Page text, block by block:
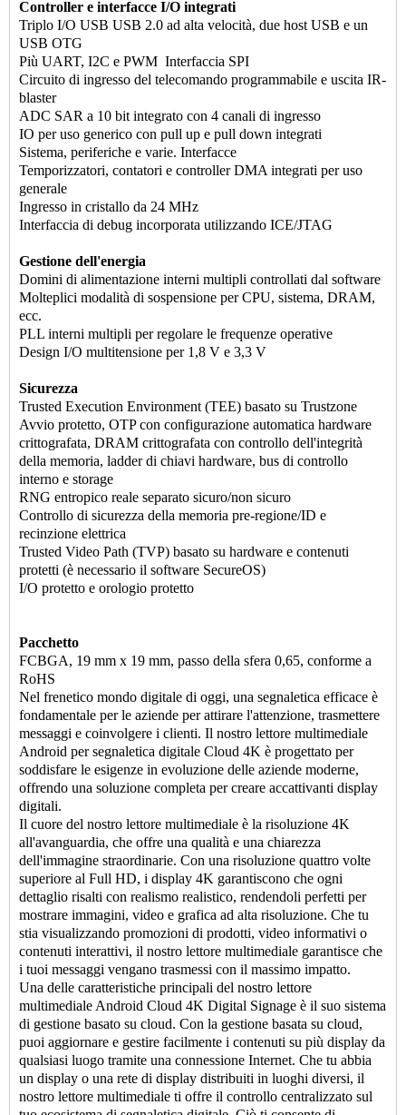
Controller e interfacce I/O integrati
Triplo I/O USB USB 2.0 ad alta velocità, due host USB e un
USB OTG
Più UART, I2C e PWM Interfaccia SPI
Circuito di ingresso del telecomando programmabile e uscita IR-
blaster
ADC SAR a 10 bit integrato con 4 canali di ingresso
IO per uso generico con pull up e pull down integrati
Sistema, periferiche e varie. Interfacce
Temporizzatori, contatori e controller DMA integrati per uso
generale
Ingresso in cristallo da 24 MHz
Interfaccia di debug incorporata utilizzando ICE/JTAG
Gestione dell'energia
Domini di alimentazione interni multipli controllati dal software
Molteplici modalità di sospensione per CPU, sistema, DRAM,
ecc.
PLL interni multipli per regolare le frequenze operative
Design I/O multitensione per 1,8 V e 3,3 V
Sicurezza
Trusted Execution Environment (TEE) basato su Trustzone
Avvio protetto, OTP con configurazione automatica hardware
crittografata, DRAM crittografata con controllo dell'integrità
della memoria, ladder di chiavi hardware, bus di controllo
interno e storage
RNG entropico reale separato sicuro/non sicuro
Controllo di sicurezza della memoria pre-regione/ID e
recinzione elettrica
Trusted Video Path (TVP) basato su hardware e contenuti
protetti (è necessario il software SecureOS)
I/O protetto e orologio protetto
Pacchetto
FCBGA, 19 mm x 19 mm, passo della sfera 0,65, conforme a
RoHS
Nel frenetico mondo digitale di oggi, una segnaletica efficace è
fondamentale per le aziende per attirare l'attenzione, trasmettere
messaggi e coinvolgere i clienti. Il nostro lettore multimediale
Android per segnaletica digitale Cloud 4K è progettato per
soddisfare le esigenze in evoluzione delle aziende moderne,
offrendo una soluzione completa per creare accattivanti display
digitali.
Il cuore del nostro lettore multimediale è la risoluzione 4K
all'avanguardia, che offre una qualità e una chiarezza
dell'immagine straordinarie. Con una risoluzione quattro volte
superiore al Full HD, i display 4K garantiscono che ogni
dettaglio risalti con realismo realistico, rendendoli perfetti per
mostrare immagini, video e grafica ad alta risoluzione. Che tu
stia visualizzando promozioni di prodotti, video informativi o
contenuti interattivi, il nostro lettore multimediale garantisce che
i tuoi messaggi vengano trasmessi con il massimo impatto.
Una delle caratteristiche principali del nostro lettore
multimediale Android Cloud 4K Digital Signage è il suo sistema
di gestione basato su cloud. Con la gestione basata su cloud,
puoi aggiornare e gestire facilmente i contenuti su più display da
qualsiasi luogo tramite una connessione Internet. Che tu abbia
un display o una rete di display distribuiti in luoghi diversi, il
nostro lettore multimediale ti offre il controllo centralizzato sul